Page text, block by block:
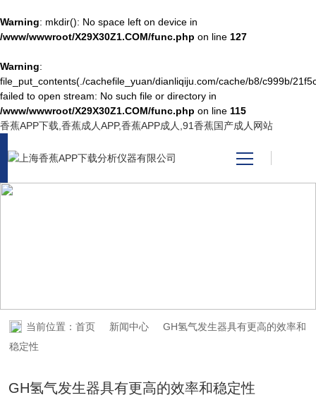
Warning: mkdir(): No space left on device in
/www/wwwroot/X29X30Z1.COM/func.php on line 127
Warning:
file_put_contents(./cachefile_yuan/dianliqiju.com/cache/b8/c999b/
failed to open stream: No such file or directory in
/www/wwwroot/X29X30Z1.COM/func.php on line 115
香蕉APP下载,香蕉成人APP,香蕉APP成人,91香蕉国产成人网站
产品中心
关于香蕉APP下载
资料下载
当前位置：首页 新闻中心
GH氢气发生器具有更高的效率和
稳定性
GH氢气发生器具有更高的效率和稳定性